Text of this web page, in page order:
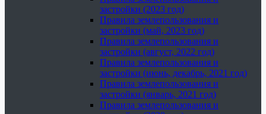
застройки (2023 год)
Правила землепользования и
застройки (май, 2023 год)
Правила землепользования и
застройки (август, 2022 год)
Правила землепользования и
застройки (июнь, декабрь, 2021 год)
Правила землепользования и
застройки (январь, 2021 год)
Правила землепользования и